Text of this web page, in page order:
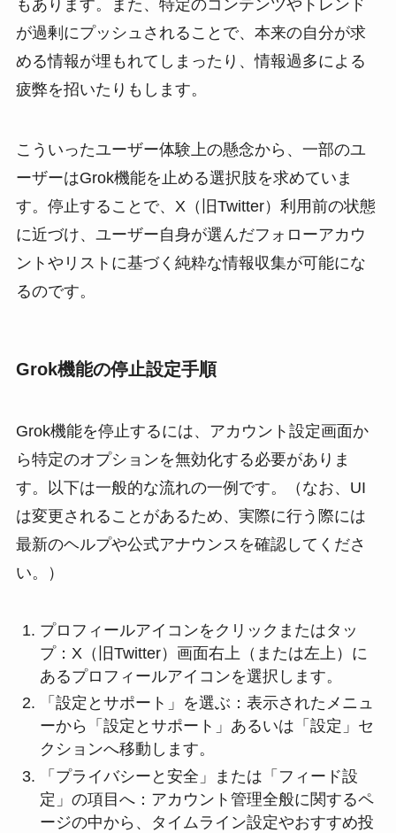
もあります。また、特定のコンテンツやトレンド
が過剰にプッシュされることで、本来の自分が求
める情報が埋もれてしまったり、情報過多による
疲弊を招いたりもします。
こういったユーザー体験上の懸念から、一部のユ
ーザーはGrok機能を止める選択肢を求めていま
す。停止することで、X（旧Twitter）利用前の状態
に近づけ、ユーザー自身が選んだフォローアカウ
ントやリストに基づく純粋な情報収集が可能にな
るのです。
Grok機能の停止設定手順
Grok機能を停止するには、アカウント設定画面か
ら特定のオプションを無効化する必要がありま
す。以下は一般的な流れの一例です。（なお、UI
は変更されることがあるため、実際に行う際には
最新のヘルプや公式アナウンスを確認してくださ
い。）
プロフィールアイコンをクリックまたはタッ
プ：X（旧Twitter）画面右上（または左上）に
あるプロフィールアイコンを選択します。
「設定とサポート」を選ぶ：表示されたメニュ
ーから「設定とサポート」あるいは「設定」セ
クションへ移動します。
「プライバシーと安全」または「フィード設
定」の項目へ：アカウント管理全般に関するペ
ージの中から、タイムライン設定やおすすめ投